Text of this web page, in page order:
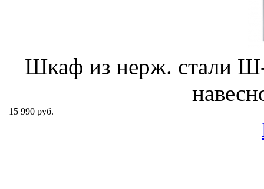
Шкаф из нерж.
15 990 руб.